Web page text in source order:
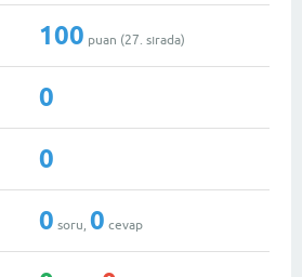
100 puan (27 . sırada)
0
0
0 soru, 0 cevap